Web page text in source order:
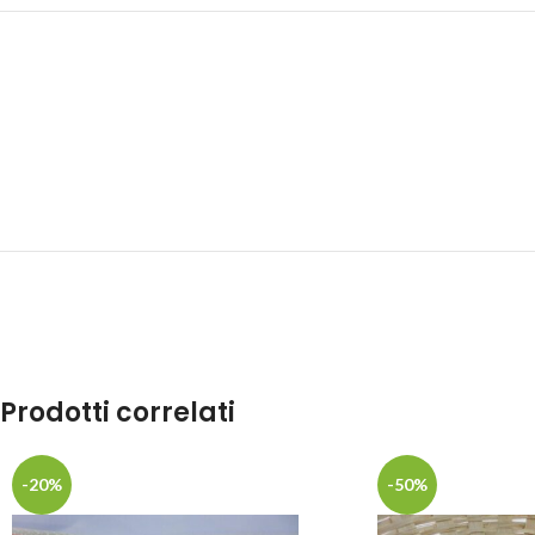
Prodotti correlati
-20% -50%